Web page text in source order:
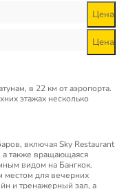
Цена
Цена
в 22 км от аэропорта.
этажах несколько
включая Sky Restaurant
а также вращающаяся
видом на Бангкок.
местом для вечерних
и тренажерный зал, а